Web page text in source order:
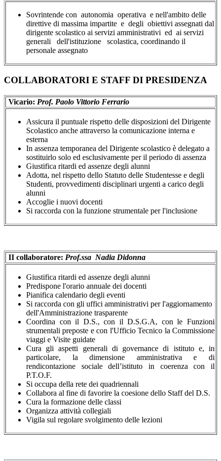
Sovrintende con autonomia operativa e nell'ambito delle
direttive di massima impartite e degli obiettivi assegnati dal
dirigente scolastico ai servizi amministrativi ed ai servizi
generali dell'istituzione scolastica, coordinando il
personale assegnato
COLLABORATORI E STAFF DI PRESIDENZA
Vicario: Prof. Paolo Vittorio Ferrario
Assicura il puntuale rispetto delle disposizioni del Dirigente
Scolastico anche attraverso la comunicazione interna e
esterna
In assenza temporanea del Dirigente scolastico è delegato a
sostituirlo solo ed esclusivamente per il periodo di assenza
Giustifica ritardi ed assenze degli alunni
Adotta, nel rispetto dello Statuto delle Studentesse e degli
Studenti, provvedimenti disciplinari urgenti a carico degli
alunni
Accoglie i nuovi docenti
Si raccorda con la funzione strumentale per l'inclusione
II collaboratore: Prof.ssa Nadia Didonna
Giustifica ritardi ed assenze degli alunni
Predispone l'orario annuale dei docenti
Pianifica calendario degli eventi
Si raccorda con gli uffici amministrativi per l'aggiornamento
dell'Amministrazione trasparente
Coordina con il D.S., con il D.S.G.A, con le Funzioni
strumentali preposte e con l'Ufficio Tecnico la Commissione
viaggi e Visite guidate
Cura gli aspetti generali di governance di istituto e, in
particolare, la dimensione amministrativa e di
rendicontazione sociale dell’istituto in coerenza con il
P.T.O.F.
Si occupa della rete dei quadriennali
Collabora al fine di favorire la coesione dello Staff del D.S.
Cura la formazione delle classi
Organizza attività collegiali
Vigila sul regolare svolgimento delle lezioni